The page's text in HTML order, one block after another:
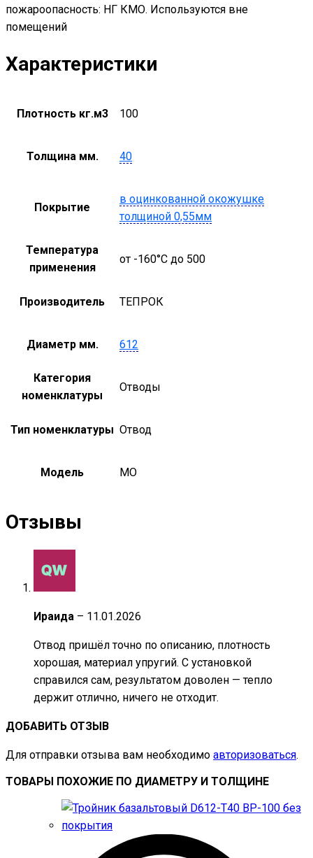
пожароопасность: НГ КМО. Используются вне
помещений
Характеристики
Плотность кг.м3 100
Толщина мм. 40
Покрытие
в оцинкованной окожушке
толщиной 0,55мм
Температура
применения
от -160°С до 500
Производитель ТЕПРОК
Диаметр мм. 612
Категория
номенклатуры
Отводы
Тип номенклатуры Отвод
Модель MO
Отзывы
Ираида – 11.01.2026
Отвод пришёл точно по описанию, плотность
хорошая, материал упругий. С установкой
справился сам, результатом доволен — тепло
держит отлично, ничего не отходит.
ДОБАВИТЬ ОТЗЫВ
Для отправки отзыва вам необходимо авторизоваться.
ТОВАРЫ ПОХОЖИЕ ПО ДИАМЕТРУ И ТОЛЩИНЕ